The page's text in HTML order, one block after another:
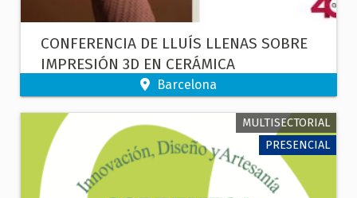
CONFERENCIA DE LLUÍS LLENAS SOBRE
IMPRESIÓN 3D EN CERÁMICA
Barcelona
MULTISECTORIAL
PRESENCIAL